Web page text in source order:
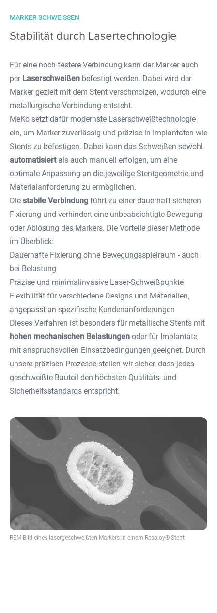
MARKER SCHWEISSEN
Stabilität durch Lasertechnologie
Für eine noch festere Verbindung kann der Marker auch
per Laserschweißen befestigt werden. Dabei wird der
Marker gezielt mit dem Stent verschmolzen, wodurch eine
metallurgische Verbindung entsteht.
MeKo setzt dafür modernste Laserschweißtechnologie
ein, um Marker zuverlässig und präzise in Implantaten wie
Stents zu befestigen. Dabei kann das Schweißen sowohl
automatisiertals auch manuell erfolgen, um eine
optimale Anpassung an die jeweilige Stentgeometrie und
Materialanforderung zu ermöglichen.
Die stabile Verbindung führt zu einer dauerhaft sicheren
Fixierung und verhindert eine unbeabsichtigte Bewegung
oder Ablösung des Markers. Die Vorteile dieser Methode
im Überblick:
Dauerhafte Fixierung ohne Bewegungsspielraum - auch
bei Belastung
Präzise und minimalinvasive Laser-Schweißpunkte
Flexibilität für verschiedene Designs und Materialien,
angepasst an spezifische Kundenanforderungen
Dieses Verfahren ist besonders für metallische Stents mit
hohen mechanischen Belastungen oder für Implantate
mit anspruchsvollen Einsatzbedingungen geeignet. Durch
unsere präzisen Prozesse stellen wir sicher, dass jedes
geschweißte Bauteil den höchsten Qualitäts- und
Sicherheitsstandards entspricht.
REM-Bild eines lasergeschweißten Markers in einem Resoloy®-Stent